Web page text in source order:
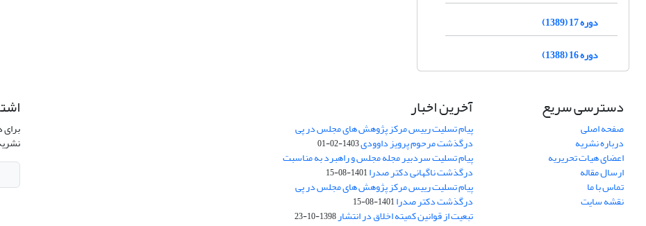
دوره 17 (1389)
دوره 16 (1388)
دسترسی سریع
صفحه اصلی
درباره نشریه
اعضای هیات تحریریه
ارسال مقاله
تماس با ما
نقشه سایت
آخرین اخبار
پیام تسلیت رییس مرکز پژوهش های مجلس در پی
درگذشت مرحوم پرویز داوودی1403-02-01
پیام تسلیت سردبیر مجله مجلس و راهبرد به مناسبت
درگذشت ناگهانی دکتر صدرا1401-08-15
پیام تسلیت رییس مرکز پژوهش های مجلس در پی
درگذشت دکتر صدرا1401-08-15
تبعیت از قوانین کمیته اخلاق در انتشار1398-10-23